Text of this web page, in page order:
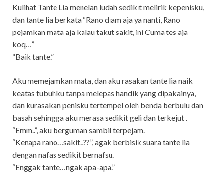
Kulihat Tante Lia menelan ludah sedikit melirik kepenisku,
dan tante lia berkata “Rano diam aja ya nanti, Rano
pejamkan mata aja kalau takut sakit, ini Cuma tes aja
koq…”
“Baik tante.”
Aku memejamkan mata, dan aku rasakan tante lia naik
keatas tubuhku tanpa melepas handik yang dipakainya,
dan kurasakan penisku tertempel oleh benda berbulu dan
basah sehingga aku merasa sedikit geli dan terkejut .
“Emm..”, aku berguman sambil terpejam.
“Kenapa rano…sakit..??”, agak berbisik suara tante lia
dengan nafas sedikit bernafsu.
“Enggak tante…ngak apa-apa.”